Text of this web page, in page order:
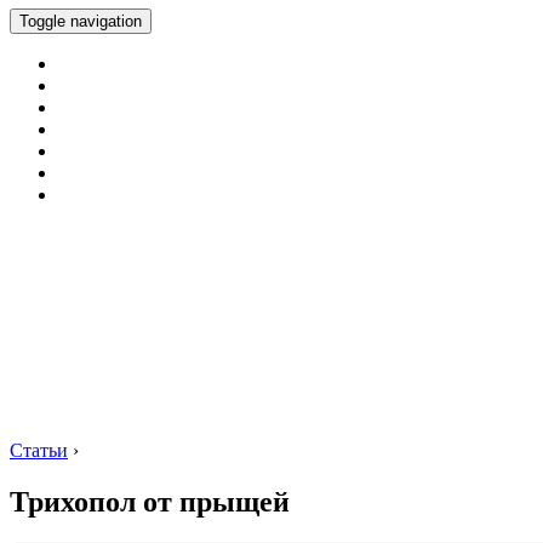
Toggle navigation
Статьи ›
Трихопол от прыщей